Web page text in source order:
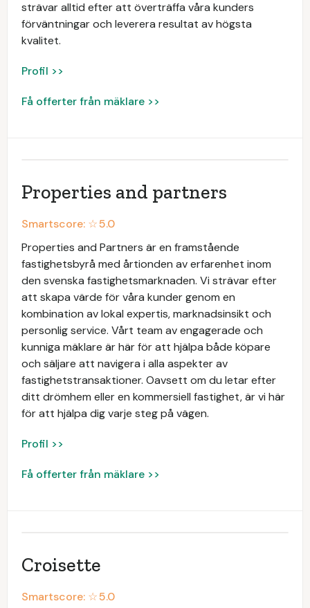
strävar alltid efter att överträffa våra kunders
förväntningar och leverera resultat av högsta
kvalitet.
Profil >>
Få offerter från mäklare >>
Properties and partners
Smartscore: ☆5.0
Properties and Partners är en framstående
fastighetsbyrå med årtionden av erfarenhet inom
den svenska fastighetsmarknaden. Vi strävar efter
att skapa värde för våra kunder genom en
kombination av lokal expertis, marknadsinsikt och
personlig service. Vårt team av engagerade och
kunniga mäklare är här för att hjälpa både köpare
och säljare att navigera i alla aspekter av
fastighetstransaktioner. Oavsett om du letar efter
ditt drömhem eller en kommersiell fastighet, är vi här
för att hjälpa dig varje steg på vägen.
Profil >>
Få offerter från mäklare >>
Croisette
Smartscore: ☆5.0